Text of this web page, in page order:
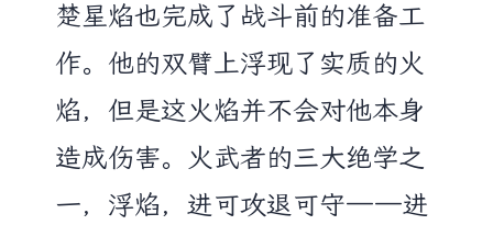
楚星焰也完成了战斗前的准备工
作。他的双臂上浮现了实质的火
焰，但是这火焰并不会对他本身
造成伤害。火武者的三大绝学之
一，浮焰，进可攻退可守——进